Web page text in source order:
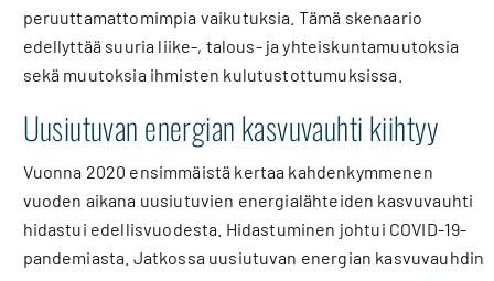
peruuttamattomimpia vaikutuksia. Tämä skenaario
edellyttää suuria liike-, talous- ja yhteiskuntamuutoksia
sekä muutoksia ihmisten kulutustottumuksissa.
Uusiutuvan energian kasvuvauhti kiihtyy
Vuonna 2020 ensimmäistä kertaa kahdenkymmenen
vuoden aikana uusiutuvien energialähteiden kasvuvauhti
hidastui edellisvuodesta. Hidastuminen johtui COVID-19-
pandemiasta. Jatkossa uusiutuvan energian kasvuvauhdin